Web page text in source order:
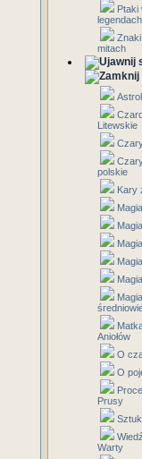
Ptaki
legendach
mitach
Litewskie
polskie
Kary
Aniołów
O
O
Prusy
Warty